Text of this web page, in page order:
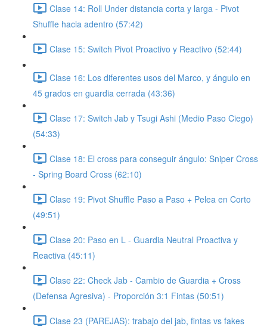
Clase 14: Roll Under distancia corta y larga - Pivot
Shuffle hacia adentro (57:42)
Clase 15: Switch Pivot Proactivo y Reactivo (52:44)
Clase 16: Los diferentes usos del Marco, y ángulo en
45 grados en guardia cerrada (43:36)
Clase 17: Switch Jab y Tsugi Ashi (Medio Paso Ciego)
(54:33)
Clase 18: El cross para conseguir ángulo: Sniper Cross
- Spring Board Cross (62:10)
Clase 19: Pivot Shuffle Paso a Paso + Pelea en Corto
(49:51)
Clase 20: Paso en L - Guardia Neutral Proactiva y
Reactiva (45:11)
Clase 22: Check Jab - Cambio de Guardia + Cross
(Defensa Agresiva) - Proporción 3:1 Fintas (50:51)
Clase 23 (PAREJAS): trabajo del jab, fintas vs fakes